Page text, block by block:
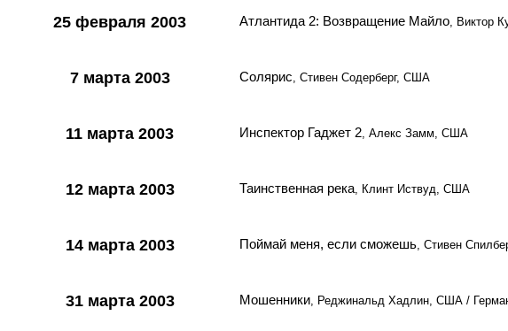
25 февраля 2003 Атлантида 2: Возвращение Майло, Виктор
7 марта 2003 Солярис, Стивен Содерберг, США
11 марта 2003 Инспектор Гаджет 2, Алекс Замм, США
12 марта 2003 Таинственная река, Клинт Иствуд, США
14 марта 2003 Поймай меня, если сможешь, Стивен
31 марта 2003 Мошенники, Реджинальд Хадлин, США /